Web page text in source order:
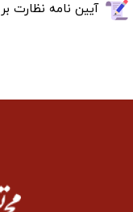
آیین نامه نظارت